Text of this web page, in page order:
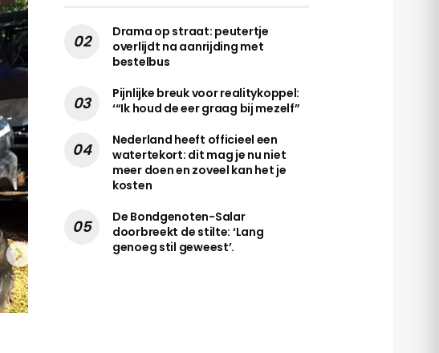
Drama op straat: peutertje
overlijdt na aanrijding met
bestelbus
Pijnlijke breuk voor realitykoppel:
‘“Ik houd de eer graag bij mezelf”
Nederland heeft officieel een
watertekort: dit mag je nu niet
meer doen en zoveel kan het je
kosten
De Bondgenoten-Salar
doorbreekt de stilte: ‘Lang
genoeg stil geweest’.